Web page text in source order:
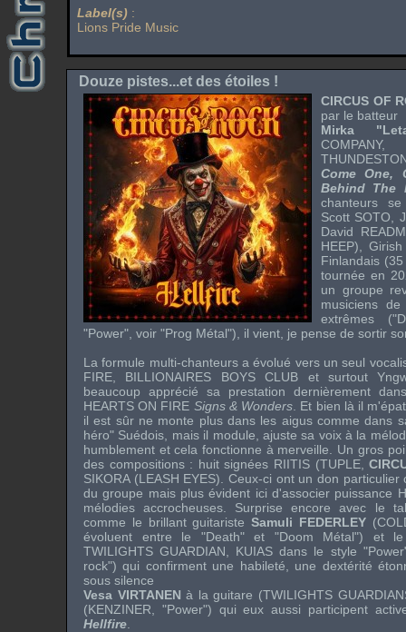
Label(s) :
Lions Pride Music
Douze pistes...et des étoiles !
CIRCUS OF
par le batteur
Mirka
COMPANY,
Come One,
Behind The
chanteurs
Scott SOTO
David
HEEP), Girish
Finlandais
tournée en
un groupe
musiciens
extrêmes
"Power", voir "Prog Métal"), il vient, je pense de sortir
La formule multi-chanteurs a évolué vers un seul
FIRE
BILLIONAIRES BOYS CLUB et surtout
beaucoup apprécié sa prestation dernièrement
HEARTS ON FIRE Signs & Wonders . Et bien là il
il est sûr ne monte plus dans les aigus comme dans
héro" Suédois, mais il module, ajuste sa voix à la
humblement et cela fonctionne à merveille. Un gros
des compositions : huit signées RIITIS(TUPLE,
SIKORA(LEASH EYES). Ceux-ci ont un don particulier
du groupe mais plus évident ici d'associer puissance
mélodies accrocheuses. Surprise encore avec le
comme le brillant guitariste Samuli FEDERLEY(
évoluent entre le "Death" et "Doom Métal") et
TWILIGHTS GUARDIAN
KUIAS dans le style
rock") qui confirment une habileté, une dextérité
sous silence
Vesa VIRTANEN à la guitare (TWILIGHTS
(KENZINER , "Power") qui eux aussi participent
Hellfire